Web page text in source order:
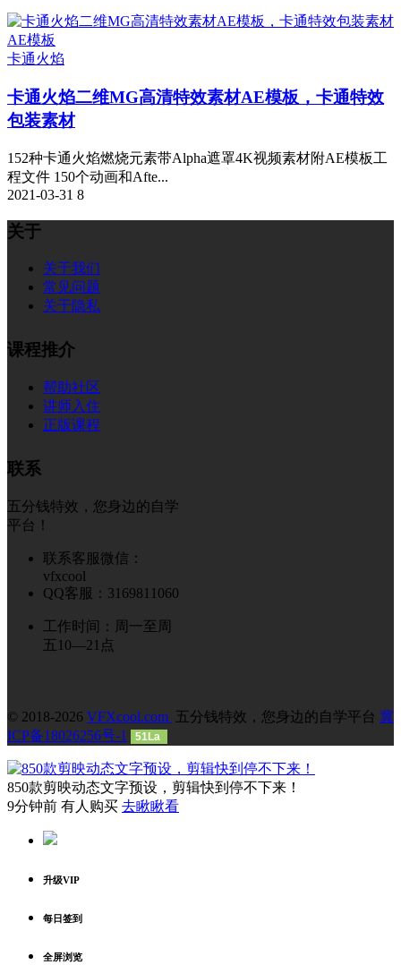
AE模板
卡通火焰
卡通火焰二维MG高清特效素材AE模板，卡通特效
包装素材
152种卡通火焰燃烧元素带Alpha遮罩4K视频素材附AE模板工
程文件 150个动画和Afte...
2021-03-31 8
关于
关于我们
常见问题
关于隐私
课程推介
帮助社区
讲师入住
正版课程
联系
五分钱特效，您身边的自学
平台！
联系客服微信：
vfxcool
QQ客服：3169811060
工作时间：周一至周
五10—21点
© 2018-2026 VFXcool.com 五分钱特效，您身边的自学平台 冀
ICP备18026256号-1
51La
850款剪映动态文字预设，剪辑快到停不下来！
9分钟前 有人购买 去瞅瞅看
升级VIP
每日签到
全屏浏览